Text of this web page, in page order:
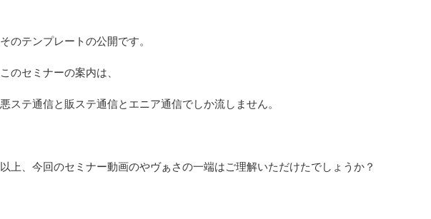
そのテンプレートの公開です。
このセミナーの案内は、
悪ステ通信と販ステ通信とエニア通信でしか流しません。
以上、今回のセミナー動画のやヴぁさの一端はご理解いただけたでしょうか？